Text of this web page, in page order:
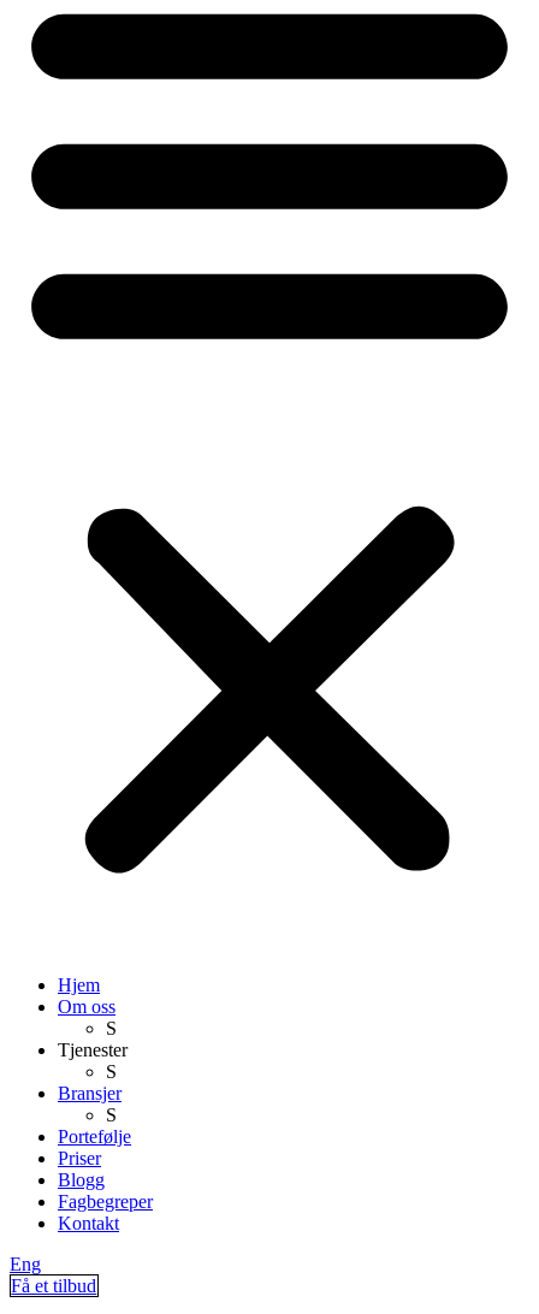
Hjem
Om oss
S
Tjenester
S
Bransjer
S
Portefølje
Priser
Blogg
Fagbegreper
Kontakt
Eng
Få et tilbud